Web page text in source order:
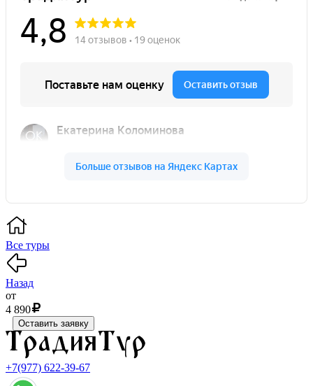
Все туры
Назад
от
4 890
Оставить заявку
+7(977) 622-39-67